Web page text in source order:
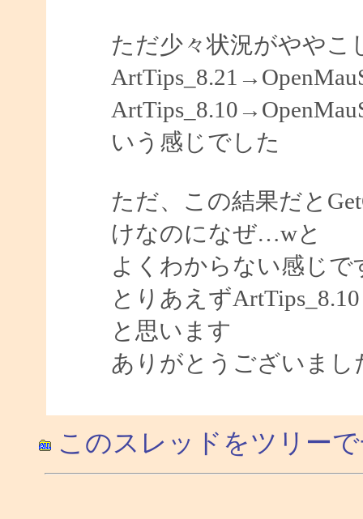
ただ少々状況がややこ
いう感じでした
ただ、この結果だと
けなのになぜ…wと
よくわからない感じ
とりあえず
と思います
ありがとうございまし
このスレッドをツリー